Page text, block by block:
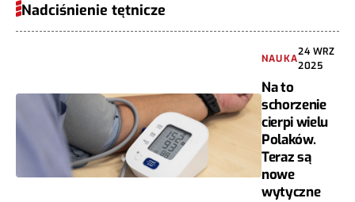
Nadciśnienie tętnicze
NAUKA
24 WRZ
2025
Na to
schorzenie
cierpi wielu
Polaków.
Teraz są
nowe
wytyczne